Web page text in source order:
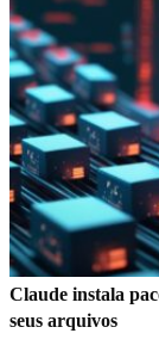
Claude instala
seus arquivos